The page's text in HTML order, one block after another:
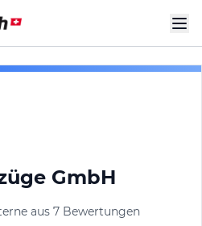
GmbH
aus 7 Bewertungen